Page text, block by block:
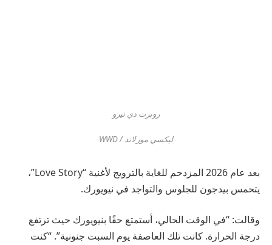
روبرت دي نيرو
ليكسي مورلاند / WWD
بعد عام 2026 المزدحم للغاية بالترويج لأغنية “Love Story”،
يتحمس بيدجون للجلوس والتواجد في نيويورك.
وقالت: “في الوقت الحالي، أستمتع حقًا بنيويورك حيث ترتفع
درجة الحرارة. كانت تلك العاصفة يوم السبت جنونية”. “كنت